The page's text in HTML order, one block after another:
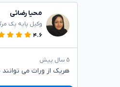
محیا رضائی
وکیل پایه یک
۴.۶
۵ سال پیش
هریک از وراث می